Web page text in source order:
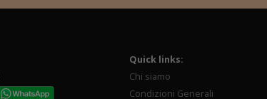
Quick links:
Chi siamo
Condizioni Generali